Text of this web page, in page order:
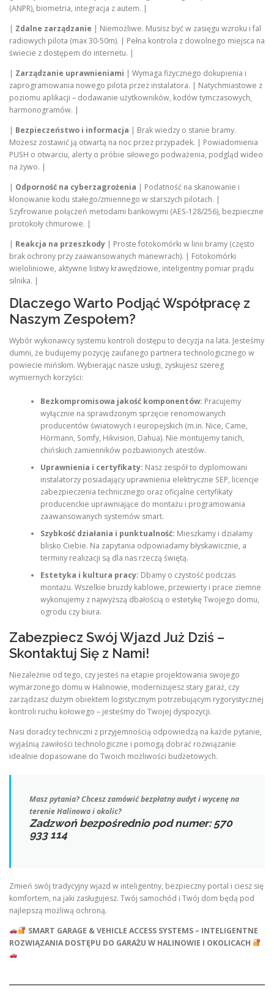
(ANPR), biometria, integracja z autem. |
| Zdalne zarządzanie | Niemożliwe. Musisz być w zasięgu wzroku i fal
radiowych pilota (max 30-50m). | Pełna kontrola z dowolnego miejsca na
świecie z dostępem do internetu. |
| Zarządzanie uprawnieniami | Wymaga fizycznego dokupienia i
zaprogramowania nowego pilota przez instalatora. | Natychmiastowe z
poziomu aplikacji – dodawanie użytkowników, kodów tymczasowych,
harmonogramów. |
| Bezpieczeństwo i informacja | Brak wiedzy o stanie bramy.
Możesz zostawić ją otwartą na noc przez przypadek. | Powiadomienia
PUSH o otwarciu, alerty o próbie siłowego podważenia, podgląd wideo
na żywo. |
| Odporność na cyberzagrożenia | Podatność na skanowanie i
klonowanie kodu stałego/zmiennego w starszych pilotach. |
Szyfrowanie połączeń metodami bankowymi (AES-128/256), bezpieczne
protokoły chmurowe. |
| Reakcja na przeszkody | Proste fotokomórki w linii bramy (często
brak ochrony przy zaawansowanych manewrach). | Fotokomórki
wieloliniowe, aktywne listwy krawędziowe, inteligentny pomiar prądu
silnika. |
Dlaczego Warto Podjąć Współpracę z
Naszym Zespołem?
Wybór wykonawcy systemu kontroli dostępu to decyzja na lata. Jesteśmy
dumni, że budujemy pozycję zaufanego partnera technologicznego w
powiecie mińskim. Wybierając nasze usługi, zyskujesz szereg
wymiernych korzyści:
Bezkompromisowa jakość komponentów: Pracujemy
wyłącznie na sprawdzonym sprzęcie renomowanych
producentów światowych i europejskich (m.in. Nice, Came,
Hörmann, Somfy, Hikvision, Dahua). Nie montujemy tanich,
chińskich zamienników pozbawionych atestów.
Uprawnienia i certyfikaty: Nasz zespół to dyplomowani
instalatorzy posiadający uprawnienia elektryczne SEP, licencje
zabezpieczenia technicznego oraz oficjalne certyfikaty
producenckie uprawniające do montażu i programowania
zaawansowanych systemów smart.
Szybkość działania i punktualność: Mieszkamy i działamy
blisko Ciebie. Na zapytania odpowiadamy błyskawicznie, a
terminy realizacji są dla nas rzeczą świętą.
Estetyka i kultura pracy: Dbamy o czystość podczas
montażu. Wszelkie bruzdy kablowe, przewierty i prace ziemne
wykonujemy z najwyższą dbałością o estetykę Twojego domu,
ogrodu czy biura.
Zabezpiecz Swój Wjazd Już Dziś –
Skontaktuj Się z Nami!
Niezależnie od tego, czy jesteś na etapie projektowania swojego
wymarzonego domu w Halinowie, modernizujesz stary garaż, czy
zarządzasz dużym obiektem logistycznym potrzebującym rygorystycznej
kontroli ruchu kołowego – jesteśmy do Twojej dyspozycji.
Nasi doradcy techniczni z przyjemnością odpowiedzą na każde pytanie,
wyjaśnią zawiłości technologiczne i pomogą dobrać rozwiązanie
idealnie dopasowane do Twoich możliwości budżetowych.
Masz pytania? Chcesz zamówić bezpłatny audyt i wycenę na
terenie Halinowa i okolic?
Zadzwoń bezpośrednio pod numer: 570
933 114
Zmień swój tradycyjny wjazd w inteligentny, bezpieczny portal i ciesz się
komfortem, na jaki zasługujesz. Twój samochód i Twój dom będą pod
najlepszą możliwą ochroną.
SMART GARAGE & VEHICLE ACCESS SYSTEMS – INTELIGENTNE
ROZWIĄZANIA DOSTĘPU DO GARAŻU W HALINOWIE I OKOLICACH